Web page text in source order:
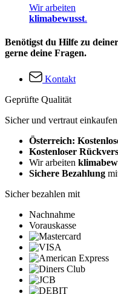
Wir arbeiten
klimabewusst.
Benötigst du Hilfe zu
gerne deine Fragen.
Kontakt
Geprüfte Qualität
Sicher und vertraut einkaufen
Österreich:
Kostenloser
Wir arbeiten
Sichere Bezahlung
Sicher bezahlen mit
Nachnahme
Vorauskasse